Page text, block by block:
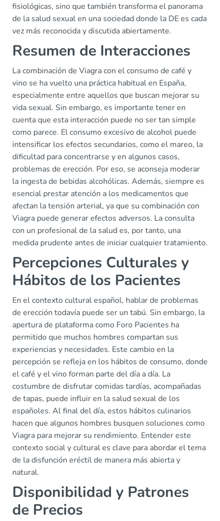
fisiológicas, sino que también transforma el panorama
de la salud sexual en una sociedad donde la DE es cada
vez más reconocida y discutida abiertamente.
Resumen de Interacciones
La combinación de Viagra con el consumo de café y
vino se ha vuelto una práctica habitual en España,
especialmente entre aquellos que buscan mejorar su
vida sexual. Sin embargo, es importante tener en
cuenta que esta interacción puede no ser tan simple
como parece. El consumo excesivo de alcohol puede
intensificar los efectos secundarios, como el mareo, la
dificultad para concentrarse y en algunos casos,
problemas de erección. Por eso, se aconseja moderar
la ingesta de bebidas alcohólicas. Además, siempre es
esencial prestar atención a los medicamentos que
afectan la tensión arterial, ya que su combinación con
Viagra puede generar efectos adversos. La consulta
con un profesional de la salud es, por tanto, una
medida prudente antes de iniciar cualquier tratamiento.
Percepciones Culturales y
Hábitos de los Pacientes
En el contexto cultural español, hablar de problemas
de erección todavía puede ser un tabú. Sin embargo, la
apertura de plataforma como Foro Pacientes ha
permitido que muchos hombres compartan sus
experiencias y necesidades. Este cambio en la
percepción se refleja en los hábitos de consumo, donde
el café y el vino forman parte del día a día. La
costumbre de disfrutar comidas tardías, acompañadas
de tapas, puede influir en la salud sexual de los
españoles. Al final del día, estos hábitos culinarios
hacen que algunos hombres busquen soluciones como
Viagra para mejorar su rendimiento. Entender este
contexto social y cultural es clave para abordar el tema
de la disfunción eréctil de manera más abierta y
natural.
Disponibilidad y Patrones
de Precios